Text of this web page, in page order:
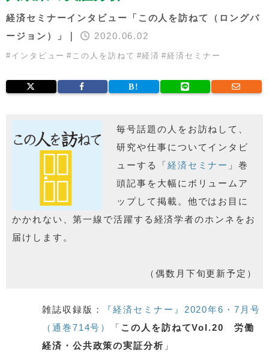
経済セミナーインタビュー「この人を訪ねて（ロングバ
ージョン）」｜
2020.06.02
# インタビュー # この人を訪ねて #経済 #経済セミナー
毎号話題の人をお訪ねして、
研究や仕事についてインタビ
ューす る「経済セミナー 」巻
頭記事を大幅にボリュームア
ップして掲載。他では お目に
かかれない、第一線で活躍する経済学者のホンネをお
届けし ます。
（偶数月下旬更新予定）
雑誌収録版：
『経済セミナー』2020年6・7月号
（通巻714号）
「 この人を訪ねてVol.20 労働
経済・公共政策の実証分析 」